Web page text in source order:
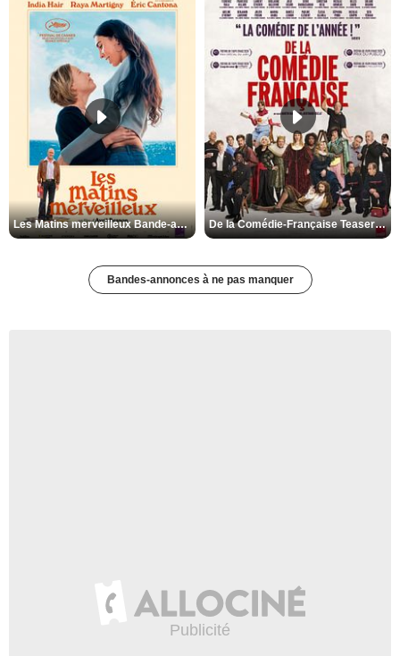
Les Matins merveilleux Bande-annonce VF De la Comédie-Française Teaser VF
Bandes-annonces à ne pas manquer